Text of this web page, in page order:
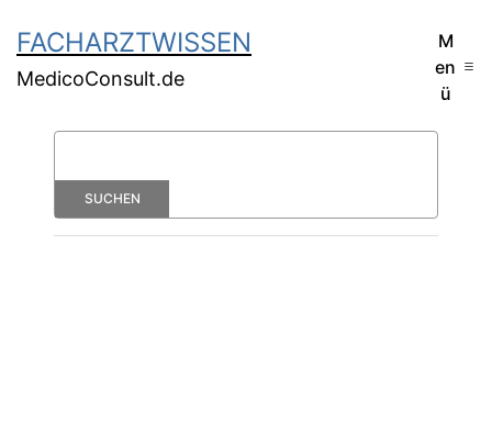
FACHARZTWISSEN
MedicoConsult.de
M
en
ü